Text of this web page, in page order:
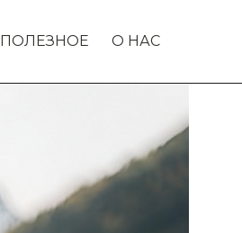
ПОЛЕЗНОЕ О НАС